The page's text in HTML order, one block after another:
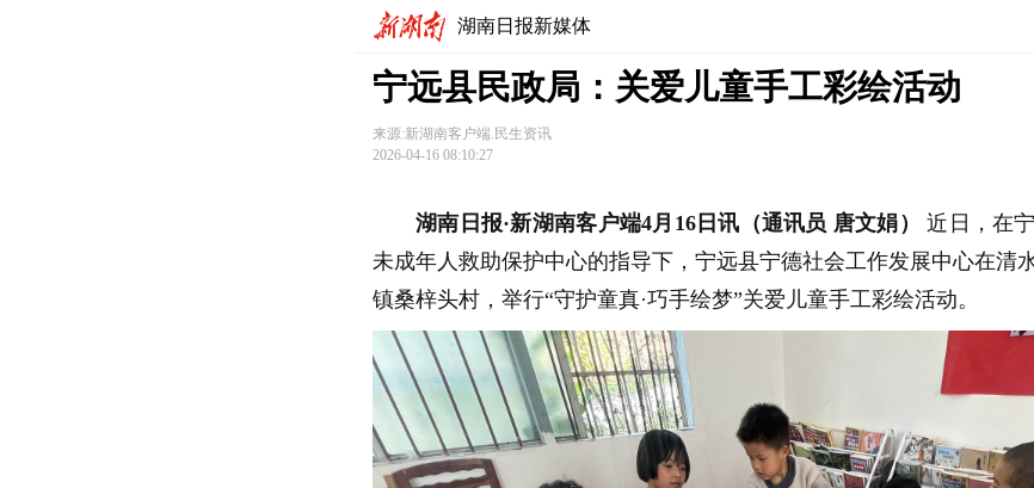
湖南日报新媒体
宁远县民政局：关爱儿童手工彩绘活动
来源:新湖南客户端.民生资讯
2026-04-16 08:10:27
湖南日报·新湖南客户端4月16日讯（通讯员 唐文娟）
近日，在
未成年人救助保护中心的指导下，宁远县宁德社会工作发展中心在清
镇桑梓头村，举行“守护童真·巧手绘梦”关爱儿童手工彩绘活动。